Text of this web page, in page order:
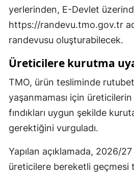
yerlerinden, E-Devlet
https://randevu.tmo.gov.tr
randevusu oluşturabilecek.
Üreticilere kurutma
TMO, ürün tesliminde
yaşanmaması için
fındıkları uygun şekilde
gerektiğini vurguladı.
Yapılan açıklamada, 2026/
üreticilere bereketli geçmesi